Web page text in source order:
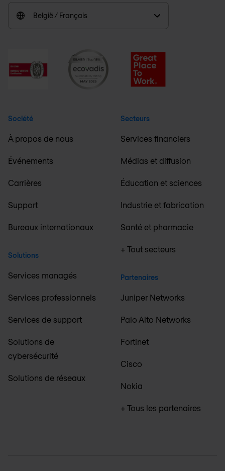
België / Français
Société
À propos de nous
Événements
Carrières
Support
Bureaux internationaux
Solutions
Services managés
Services professionnels
Services de support
Solutions de
cybersécurité
Solutions de réseaux
Secteurs
Services financiers
Médias et diffusion
Éducation et sciences
Industrie et fabrication
Santé et pharmacie
+ Tout secteurs
Partenaires
Juniper Networks
Palo Alto Networks
Fortinet
Cisco
Nokia
+ Tous les partenaires